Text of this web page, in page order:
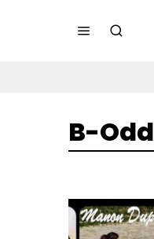
B-Odd